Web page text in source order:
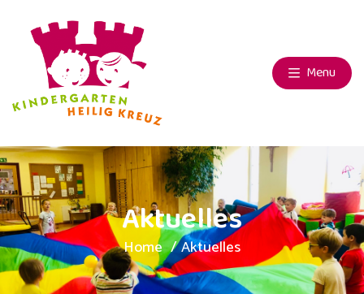
Menu
Aktuelles
Home Aktuelles